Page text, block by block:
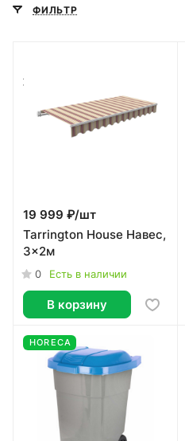
ФИЛЬТР
19 999 ₽/шт
Tarrington House Навес,
3x2м
0 Есть в наличии
В корзину
HORECA